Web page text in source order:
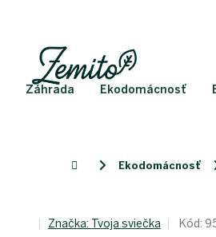
Záhrada Ekodomácnosť
DomovEkodomácnosť
Značka: Tvoja sviečka Kód: